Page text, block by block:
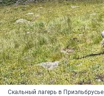
Скальный лагерь в Приэльбрусье